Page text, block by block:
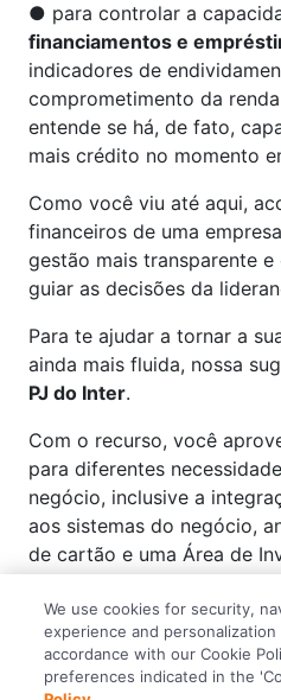
● para controlar a
financiamentos e
indicadores de
comprometimento da
entende se há, de fato,
mais crédito no momento
Como você viu até aqui,
financeiros de uma
gestão mais transparente e
guiar as decisões da
Para te ajudar a tornar a
ainda mais fluida, nossa
PJ do Inter.
Com o recurso, você
para diferentes
negócio, inclusive a
aos sistemas do negócio,
de cartão e uma Área de
Abra agora mesmo a sua
nossas soluções
We use cookies for security,
experience and
accordance with our Cookie
preferences indicated in the